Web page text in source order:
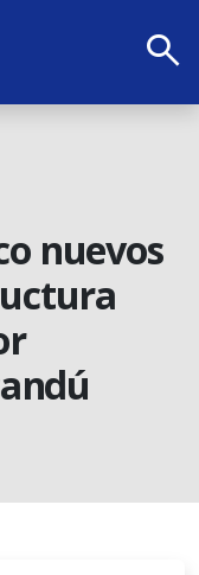
search
nuevos